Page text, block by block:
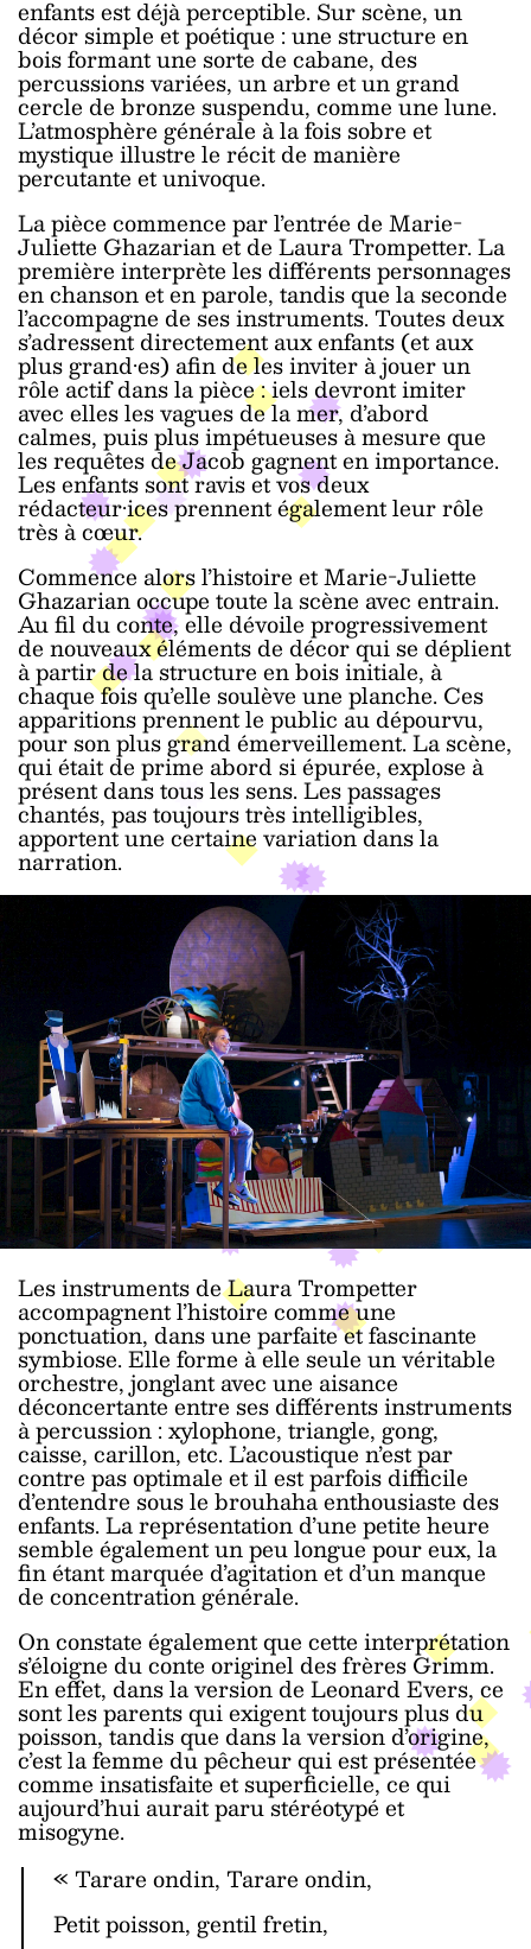
enfants est déjà perceptible. Sur scène, un
décor simple et poétique : une structure en
bois formant une sorte de cabane, des
percussions variées, un arbre et un grand
cercle de bronze suspendu, comme une lune.
L’atmosphère générale à la fois sobre et
mystique illustre le récit de manière
percutante et univoque.
La pièce commence par l’entrée de Marie-
Juliette Ghazarian et de Laura Trompetter. La
première interprète les différents personnages
en chanson et en parole, tandis que la seconde
l’accompagne de ses instruments. Toutes deux
s’adressent directement aux enfants (et aux
plus grand·es) afin de les inviter à jouer un
rôle actif dans la pièce : iels devront imiter
avec elles les vagues de la mer, d’abord
calmes, puis plus impétueuses à mesure que
les requêtes de Jacob gagnent en importance.
Les enfants sont ravis et vos deux
rédacteur·ices prennent également leur rôle
très à cœur.
Commence alors l’histoire et Marie-Juliette
Ghazarian occupe toute la scène avec entrain.
Au fil du conte, elle dévoile progressivement
de nouveaux éléments de décor qui se déplient
à partir de la structure en bois initiale, à
chaque fois qu’elle soulève une planche. Ces
apparitions prennent le public au dépourvu,
pour son plus grand émerveillement. La scène,
qui était de prime abord si épurée, explose à
présent dans tous les sens. Les passages
chantés, pas toujours très intelligibles,
apportent une certaine variation dans la
narration.
Les instruments de Laura Trompetter
accompagnent l’histoire comme une
ponctuation, dans une parfaite et fascinante
symbiose. Elle forme à elle seule un véritable
orchestre, jonglant avec une aisance
déconcertante entre ses différents instruments
à percussion : xylophone, triangle, gong,
caisse, carillon, etc. L’acoustique n’est par
contre pas optimale et il est parfois difficile
d’entendre sous le brouhaha enthousiaste des
enfants. La représentation d’une petite heure
semble également un peu longue pour eux, la
fin étant marquée d’agitation et d’un manque
de concentration générale.
On constate également que cette interprétation
s’éloigne du conte originel des frères Grimm.
En effet, dans la version de Leonard Evers, ce
sont les parents qui exigent toujours plus du
poisson, tandis que dans la version d’origine,
c’est la femme du pêcheur qui est présentée
comme insatisfaite et superficielle, ce qui
aujourd’hui aurait paru stéréotypé et
misogyne.
« Tarare ondin, Tarare ondin,
Petit poisson, gentil fretin,